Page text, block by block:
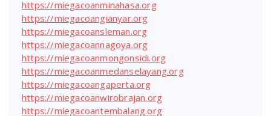
https://miegacoanminahasa.org
https://miegacoangianyar.org
https://miegacoansleman.org
https://miegacoannagoya.org
https://miegacoanmongonsidi.org
https://miegacoanmedanselayang.org
https://miegacoangaperta.org
https://miegacoanwirobrajan.org
https://miegacoantembalang.org